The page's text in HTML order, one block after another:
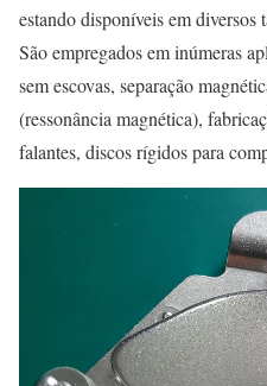
estando disponíveis em diversos
São empregados em inúmeras
sem escovas, separação
(ressonância magnética),
falantes, discos rígidos para